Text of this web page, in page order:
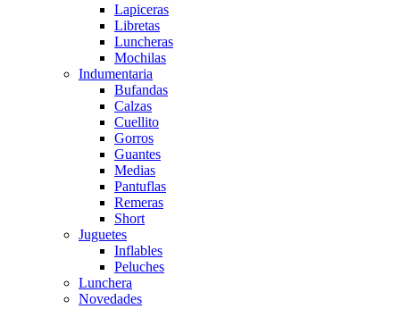
Lapiceras
Libretas
Luncheras
Mochilas
Indumentaria
Bufandas
Calzas
Cuellito
Gorros
Guantes
Medias
Pantuflas
Remeras
Short
Juguetes
Inflables
Peluches
Lunchera
Novedades